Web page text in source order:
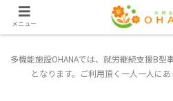
多機能施設OHANAでは、就労継続支援B型
となります。ご利用頂く一人一人にあ
メニュー